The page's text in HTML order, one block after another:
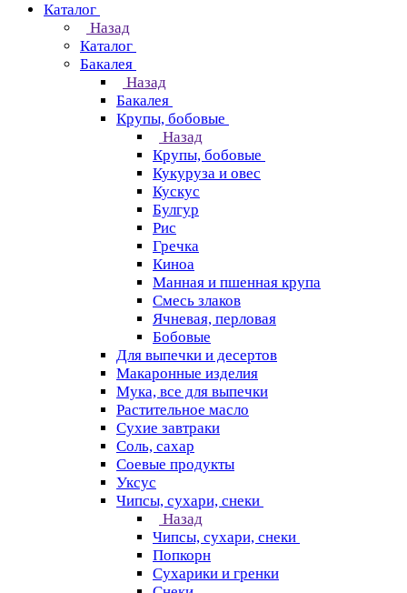
Каталог
Назад
Каталог
Бакалея
Назад
Бакалея
Крупы, бобовые
Назад
Крупы, бобовые
Кукуруза и овес
Кускус
Булгур
Рис
Гречка
Киноа
Манная и пшенная крупа
Смесь злаков
Ячневая, перловая
Бобовые
Для выпечки и десертов
Макаронные изделия
Мука, все для выпечки
Растительное масло
Сухие завтраки
Соль, сахар
Соевые продукты
Уксус
Чипсы, сухари, снеки
Назад
Чипсы, сухари, снеки
Попкорн
Сухарики и гренки